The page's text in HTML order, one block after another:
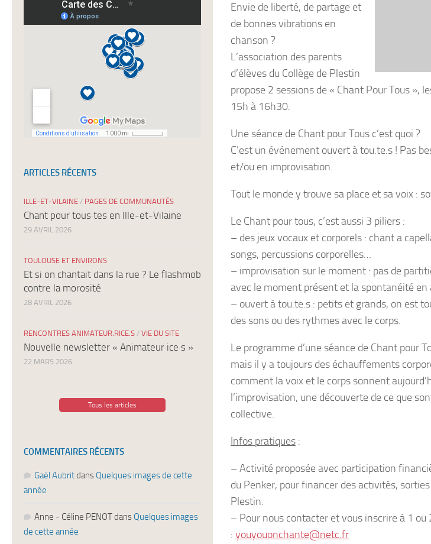
Envie de liberté, de partage et
de bonnes vibrations en
chanson ?
L’association des parents
d’élèves du Collège de Plestin
propose 2 sessions de « Chant Pour Tous »,
15h à 16h30.
Une séance de Chant pour Tous c’est quoi ?
C’est un événement ouvert à tou.te.s ! Pas
et/ou en improvisation.
Tout le monde y trouve sa place et sa voix :
Le Chant pour tous, c’est aussi 3 piliers :
– des jeux vocaux et corporels : chant a
songs, percussions corporelles…
– improvisation sur le moment : pas de
avec le moment présent et la spontanéité en
– ouvert à tou.te.s : petits et grands, on est
des sons ou des rythmes avec le corps.
Le programme d’une séance de Chant pour
mais il y a toujours des échauffements
comment la voix et le corps sonnent
l’improvisation, une découverte de ce que
collective.
Infos pratiques :
– Activité proposée avec participation
du Penker, pour financer des activités,
Plestin.
– Pour nous contacter et vous inscrire à 1 ou
: youyouonchante@netc.fr
newsletters
ARTICLES RÉCENTS
ILLE-ET-VILAINE / PAGES DE COMMUNAUTÉS
Chant pour tous·tes en Ille-et-Vilaine
29 AVRIL 2026
TOULOUSE ET ENVIRONS
Et si on chantait dans la rue ? Le flashmob
contre la morosité
28 AVRIL 2026
RENCONTRES ANIMATEUR.RICE.S / VIE DU SITE
Nouvelle newsletter « Animateur·ice·s »
22 MARS 2026
Tous les articles
COMMENTAIRES RÉCENTS
Gaël Aubritdans Quelques images de cette
année
Anne - Céline PENOTdans Quelques images
de cette année